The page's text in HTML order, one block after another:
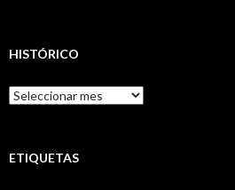
HISTÓRICO
Histórico
ETIQUETAS